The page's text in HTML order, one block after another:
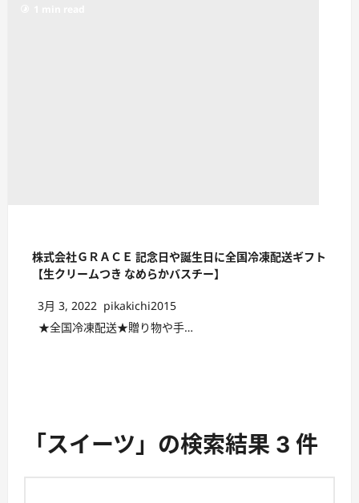
株式会社ＧＲＡＣＥ 記念日や誕生日に全国冷凍配送ギフト
【生クリームつき なめらかバスチー】
3月 3, 2022 pikakichi2015
★全国冷凍配送★贈り物や手…
「スイーツ」の検索結果 3 件